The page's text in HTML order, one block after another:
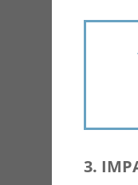
3.